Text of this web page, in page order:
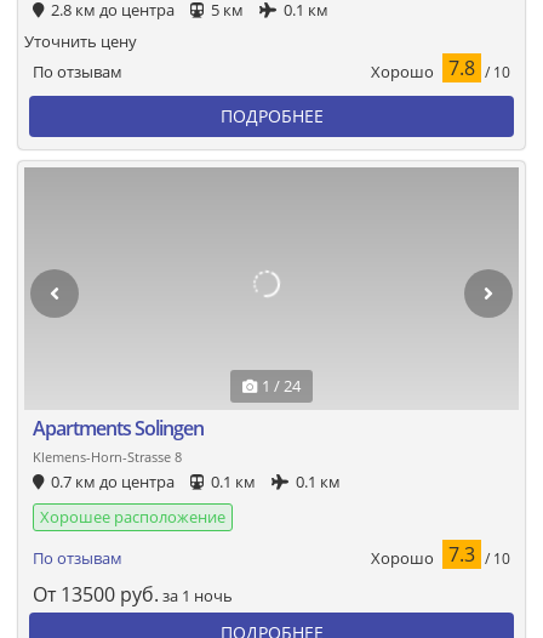
2.8 км до центра 5 км 0.1 км
По отзывам Хорошо 7.8 / 10
Уточнить цену
ПОДРОБНЕЕ
1 / 24
Apartments Solingen
Klemens-Horn-Strasse 8
0.7 км до центра 0.1 км
0.1 км
Хорошее расположение
По отзывам
Хорошо 7.3 / 10
От 13500 руб. за 1 ночь
ПОДРОБНЕЕ